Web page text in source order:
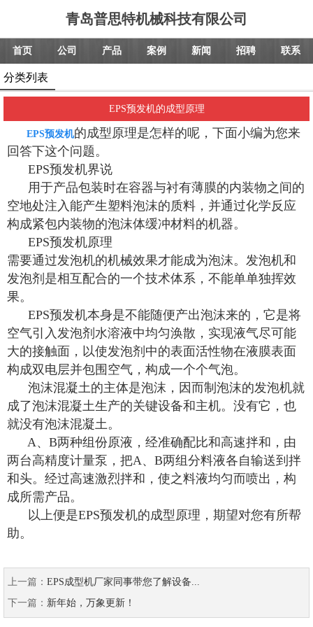
青岛普思特机械科技有限公司
首页 公司 产品 案例 新闻 招聘 联系
分类列表
EPS预发机的成型原理
EPS预发机的成型原理是怎样的呢，下面小编为您来
回答下这个问题。
EPS预发机界说
用于产品包装时在容器与衬有薄膜的内装物之间的
空地处注入能产生塑料泡沫的质料，并通过化学反应
构成紧包内装物的泡沫体缓冲材料的机器。
EPS预发机原理
需要通过发泡机的机械效果才能成为泡沫。发泡机和
发泡剂是相互配合的一个技术体系，不能单单独挥效
果。
EPS预发机本身是不能随便产出泡沫来的，它是将
空气引入发泡剂水溶液中均匀涣散，实现液气尽可能
大的接触面，以使发泡剂中的表面活性物在液膜表面
构成双电层并包围空气，构成一个个气泡。
泡沫混凝土的主体是泡沫，因而制泡沫的发泡机就
成了泡沫混凝土生产的关键设备和主机。没有它，也
就没有泡沫混凝土。
A、B两种组份原液，经准确配比和高速拌和，由
两台高精度计量泵，把A、B两组分料液各自输送到拌
和头。经过高速激烈拌和，使之料液均匀而喷出，构
成所需产品。
以上便是EPS预发机的成型原理，期望对您有所帮
助。
上一篇： EPS成型机厂家同事带您了解设备...
下一篇： 新年始，万象更新！